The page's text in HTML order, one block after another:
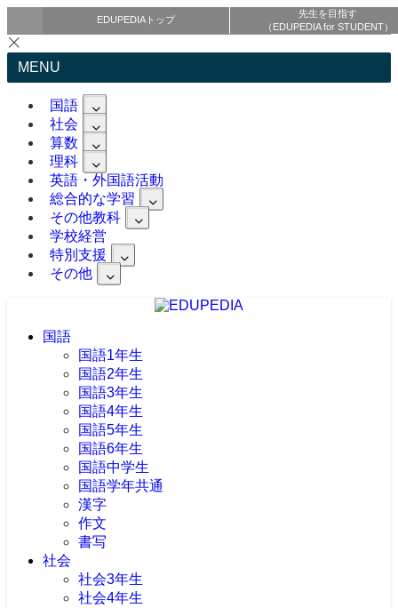
EDUPEDIAトップ
先生を目指す
（EDUPEDIA for STUDENT）
MENU
国語
社会
算数
理科
英語・外国語活動
総合的な学習
その他教科
学校経営
特別支援
その他
国語
国語1年生
国語2年生
国語3年生
国語4年生
国語5年生
国語6年生
国語中学生
国語学年共通
漢字
作文
書写
社会
社会3年生
社会4年生